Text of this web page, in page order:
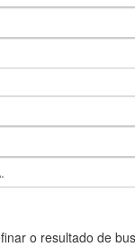
o resultado de